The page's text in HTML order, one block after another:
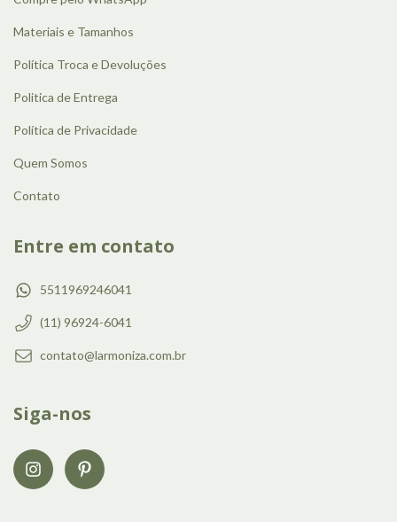
Materiais e Tamanhos
Política Troca e Devoluções
Politica de Entrega
Política de Privacidade
Quem Somos
Contato
Entre em contato
5511969246041
(11) 96924-6041
contato@larmoniza.com.br
Siga-nos